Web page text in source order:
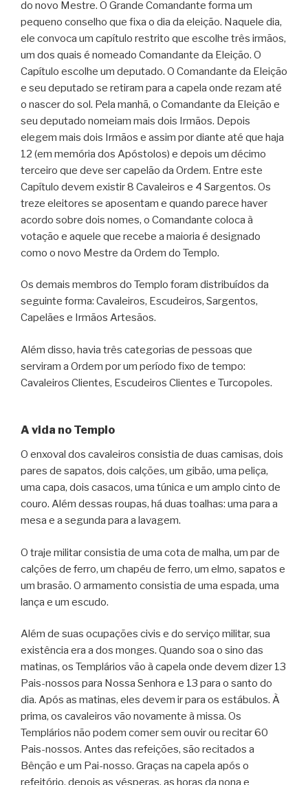
do novo Mestre. O Grande Comandante forma um
pequeno conselho que fixa o dia da eleição. Naquele dia,
ele convoca um capítulo restrito que escolhe três irmãos,
um dos quais é nomeado Comandante da Eleição. O
Capítulo escolhe um deputado. O Comandante da Eleição
e seu deputado se retiram para a capela onde rezam até
o nascer do sol. Pela manhã, o Comandante da Eleição e
seu deputado nomeiam mais dois Irmãos. Depois
elegem mais dois Irmãos e assim por diante até que haja
12 (em memória dos Apóstolos) e depois um décimo
terceiro que deve ser capelão da Ordem. Entre este
Capítulo devem existir 8 Cavaleiros e 4 Sargentos. Os
treze eleitores se aposentam e quando parece haver
acordo sobre dois nomes, o Comandante coloca à
votação e aquele que recebe a maioria é designado
como o novo Mestre da Ordem do Templo.
Os demais membros do Templo foram distribuídos da
seguinte forma: Cavaleiros, Escudeiros, Sargentos,
Capelães e Irmãos Artesãos.
Além disso, havia três categorias de pessoas que
serviram a Ordem por um período fixo de tempo:
Cavaleiros Clientes, Escudeiros Clientes e Turcopoles.
A vida no Templo
O enxoval dos cavaleiros consistia de duas camisas, dois
pares de sapatos, dois calções, um gibão, uma peliça,
uma capa, dois casacos, uma túnica e um amplo cinto de
couro. Além dessas roupas, há duas toalhas: uma para a
mesa e a segunda para a lavagem.
O traje militar consistia de uma cota de malha, um par de
calções de ferro, um chapéu de ferro, um elmo, sapatos e
um brasão. O armamento consistia de uma espada, uma
lança e um escudo.
Além de suas ocupações civis e do serviço militar, sua
existência era a dos monges. Quando soa o sino das
matinas, os Templários vão à capela onde devem dizer 13
Pais-nossos para Nossa Senhora e 13 para o santo do
dia. Após as matinas, eles devem ir para os estábulos. À
prima, os cavaleiros vão novamente à missa. Os
Templários não podem comer sem ouvir ou recitar 60
Pais-nossos. Antes das refeições, são recitados a
Bênção e um Pai-nosso. Graças na capela após o
refeitório, depois as vésperas, as horas da nona e